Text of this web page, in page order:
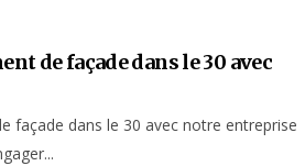
de façade dans le 30 avec
façade dans le 30 avec notre entreprise